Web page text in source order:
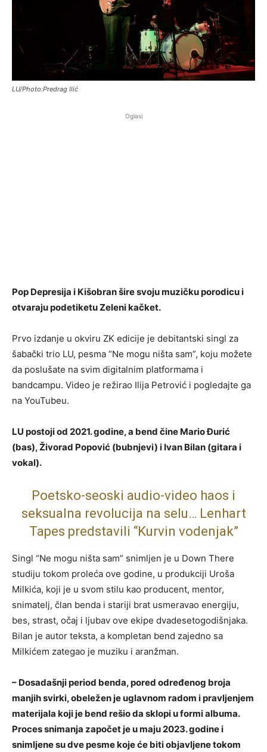
LU/Photo:Predrag Ilić
Oglasi
Pop Depresija i Kišobran šire svoju muzičku porodicu i
otvaraju podetiketu Zeleni kačket.
Prvo izdanje u okviru ZK edicije je debitantski singl za
šabački trio LU, pesma “Ne mogu ništa sam”, koju možete
da poslušate na svim digitalnim platformama i
bandcampu. Video je režirao Ilija Petrović i pogledajte ga
na YouTubeu.
LU postoji od 2021. godine, a bend čine Mario Đurić
(bas), Živorad Popović (bubnjevi) i Ivan Bilan (gitara i
vokal).
Poetsko-seoski audio-video haos i
seksualna revolucija na selu… Lenhart
Tapes predstavili “Kurvin vodenjak”
Singl “Ne mogu ništa sam” snimljen je u Down There
studiju tokom proleća ove godine, u produkciji Uroša
Milkića, koji je u svom stilu kao producent, mentor,
snimatelj, član benda i stariji brat usmeravao energiju,
bes, strast, očaj i ljubav ove ekipe dvadesetogodišnjaka.
Bilan je autor teksta, a kompletan bend zajedno sa
Milkićem zategao je muziku i aranžman.
– Dosadašnji period benda, pored određenog broja
manjih svirki, obeležen je uglavnom radom i pravljenjem
materijala koji je bend rešio da sklopi u formi albuma.
Proces snimanja započet je u maju 2023. godine i
snimljene su dve pesme koje će biti objavljene tokom